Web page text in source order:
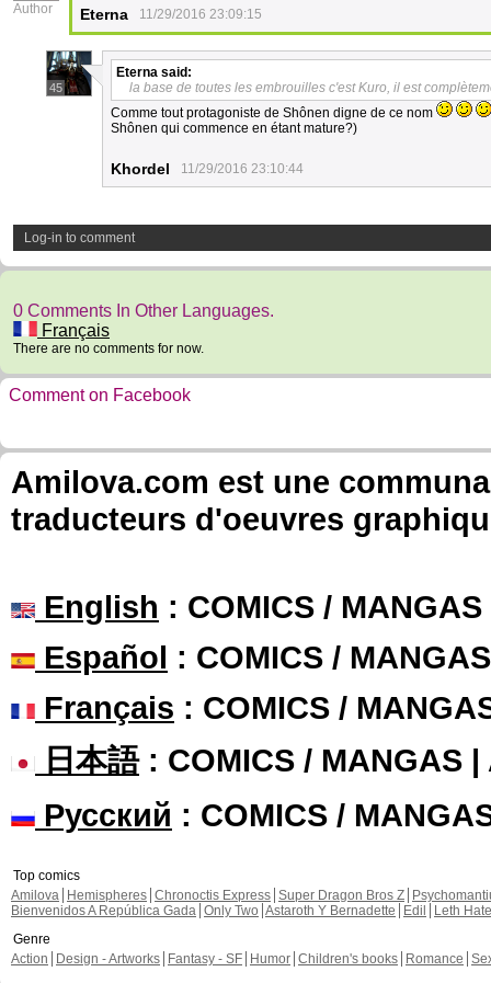
Author Eterna 11/29/2016 23:09:15
45
Eterna said:
la base de toutes les embrouilles c'est Kuro, il est
Comme tout protagoniste de Shônen digne de ce nom
Shônen qui commence en étant mature?)
Khordel 11/29/2016 23:10:44
Log-in to comment
0 Comments In Other Languages.
Français
There are no comments for now.
Comment on Facebook
Amilova.com est une
traducteurs d'oeuvres
English : COMICS /
Español : COMICS /
Français : COMICS /
日本語: COMICS / MANGAS |
Русский : COMICS /
Top comics
Amilova
Hemispheres Chronoctis Express Super Dragon Bros Z
Bienvenidos A República Gada Only Two Astaroth Y Bernadette Edil
Leth Hate
Genre
Action
Design - Artworks Fantasy - SF Humor Children's books Romance